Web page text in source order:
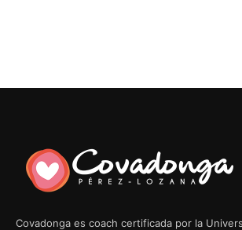
Covadonga es coach certificada por la